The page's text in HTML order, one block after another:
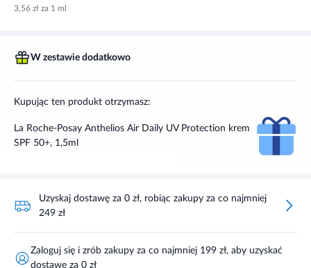
3,56 zł za 1 ml
W zestawie dodatkowo
Kupując ten produkt otrzymasz:
La Roche-Posay Anthelios Air Daily UV Protection krem
SPF 50+, 1,5ml
Uzyskaj dostawę za 0 zł, robiąc zakupy za co najmniej
249 zł
Zaloguj się i zrób zakupy za co najmniej 199 zł, aby uzyskać
dostawę za 0 zł